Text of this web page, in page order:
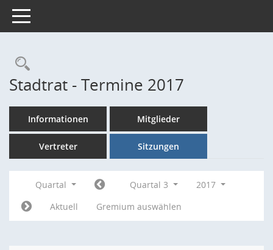
Toggle navigation
Rechercheauswahl
Stadtrat - Termine 2017
Informationen Mitglieder
Vertreter Sitzungen
Quartal Quartal 3
2017
Aktuell
Gremium auswählen